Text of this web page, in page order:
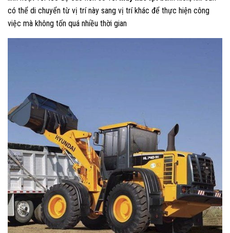
có thể di chuyển từ vị trí này sang vị trí khác để thực hiện công
việc mà không tốn quá nhiều thời gian